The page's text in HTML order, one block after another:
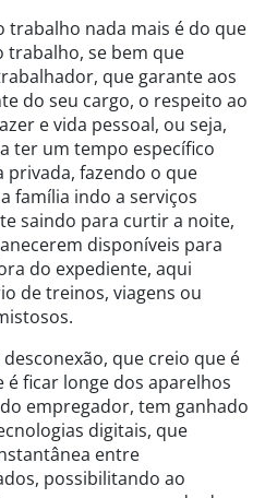
trabalho nada mais é do que
se bem que
que garante aos
do seu cargo, o respeito ao
e vida pessoal, ou seja,
ter um tempo específico
privada, fazendo o que
família indo a serviços
saindo para curtir a noite,
disponíveis para
do expediente, aqui
de treinos, viagens ou
que creio que é
é ficar longe dos aparelhos
empregador, tem ganhado
digitais, que
entre
possibilitando ao